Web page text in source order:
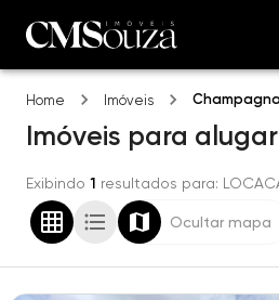
Home Imóveis
Imóveis para alugar
Exibindo 1 resultados para:
Ocultar mapa